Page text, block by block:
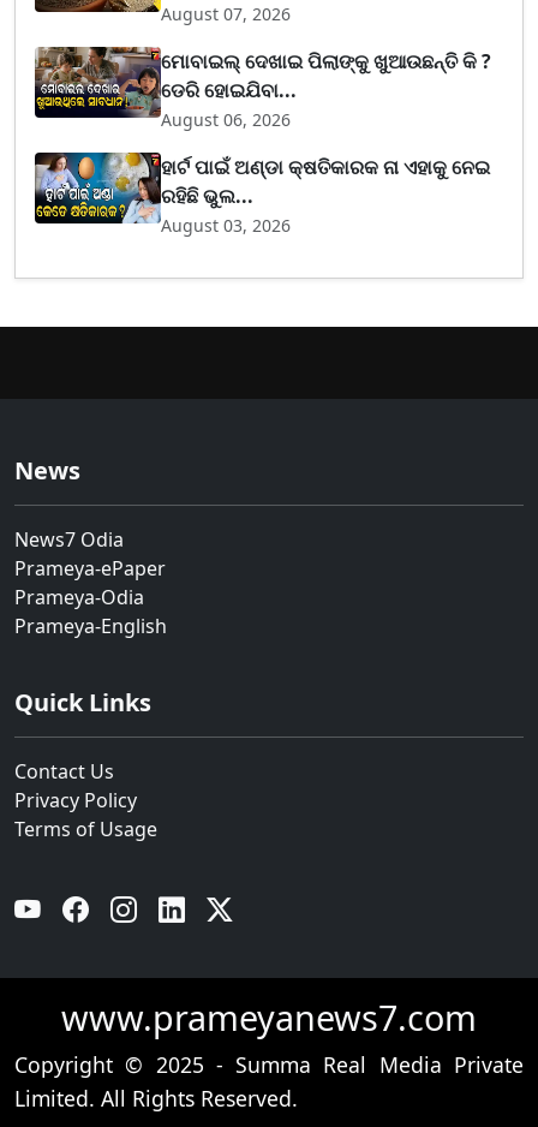
August 07, 2026
ମୋବାଇଲ୍ ଦେଖାଇ ପିଲାଙ୍କୁ ଖୁଆଉଛନ୍ତି କି ?
ଡେରି ହୋଇଯିବା...
August 06, 2026
ହାର୍ଟ ପାଇଁ ଅଣ୍ଡା କ୍ଷତିକାରକ ନା ଏହାକୁ ନେଇ
ରହିଛି ଭୁଲ...
August 03, 2026
News
News7 Odia
Prameya-ePaper
Prameya-Odia
Prameya-English
Quick Links
Contact Us
Privacy Policy
Terms of Usage
YouTube Facebook Instagram Linkedin
www.prameyanews7.com
Copyright © 2025 - Summa Real Media Private
Limited. All Rights Reserved.